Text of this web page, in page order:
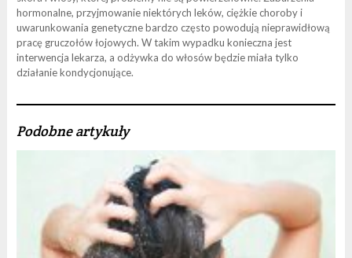
hormonalne, przyjmowanie niektórych leków, ciężkie choroby i
uwarunkowania genetyczne bardzo często powodują nieprawidłową
pracę gruczołów łojowych. W takim wypadku konieczna jest
interwencja lekarza, a odżywka do włosów będzie miała tylko
działanie kondycjonujące.
Podobne artykuły